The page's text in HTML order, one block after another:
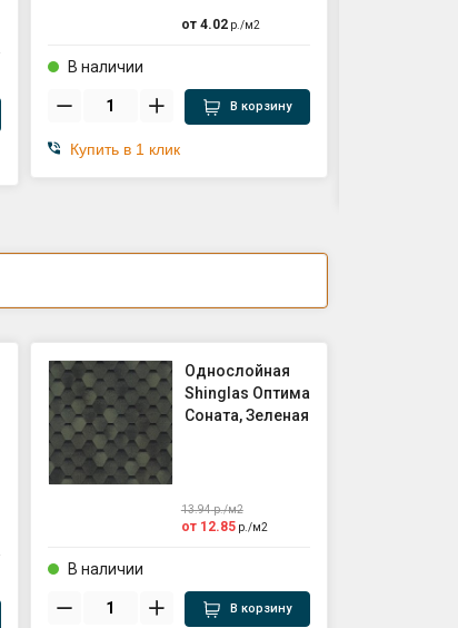
от 4.02р./м2
В наличии
В корзину
Купить в 1 клик
Однослойная
Shinglas Оптима
Соната, Зеленая
13.94р./м2
от 12.85р./м2
В наличии
В корзину